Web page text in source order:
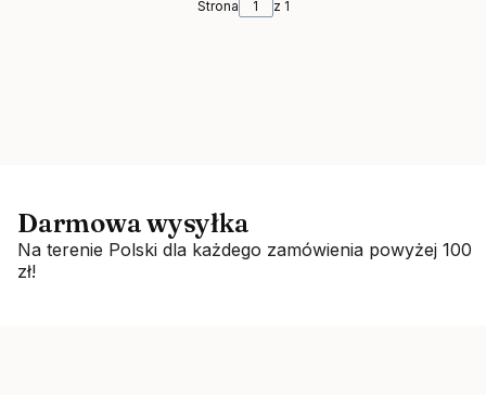
Strona z 1
Darmowa wysyłka
Na terenie Polski dla każdego zamówienia powyżej 100
zł!